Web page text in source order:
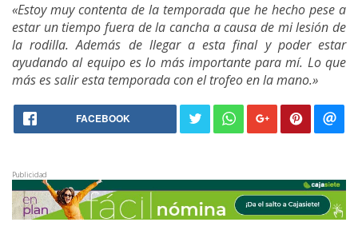
«Estoy muy contenta de la temporada que he hecho pese a
estar un tiempo fuera de la cancha a causa de mi lesión de
la rodilla. Además de llegar a esta final y poder estar
ayudando al equipo es lo más importante para mí. Lo que
más es salir esta temporada con el trofeo en la mano.»
FACEBOOK
Publicidad